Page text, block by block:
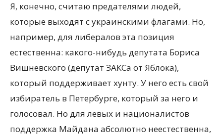
Я, конечно, считаю предателями людей,
которые выходят с украинскими флагами. Но,
например, для либералов эта позиция
естественна: какого-нибудь депутата Бориса
Вишневского (депутат ЗАКСа от Яблока),
который поддерживает хунту. У него есть свой
избиратель в Петербурге, который за него и
голосовал. Но для левых и националистов
поддержка Майдана абсолютно неестественна,